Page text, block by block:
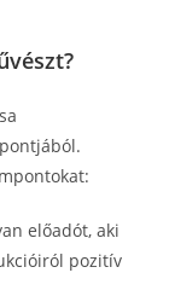
előadót, aki
pozitív